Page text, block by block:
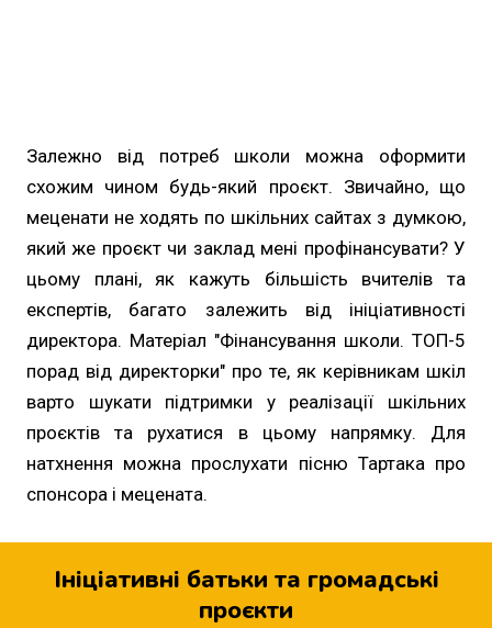
Залежно від потреб школи можна оформити
схожим чином будь-який проєкт. Звичайно, що
меценати не ходять по шкільних сайтах з думкою,
який же проєкт чи заклад мені профінансувати? У
цьому плані, як кажуть більшість вчителів та
експертів, багато залежить від ініціативності
директора. Матеріал "Фінансування школи. ТОП-5
порад від директорки" про те, як керівникам шкіл
варто шукати підтримки у реалізації шкільних
проєктів та рухатися в цьому напрямку. Для
натхнення можна прослухати пісню Тартака про
спонсора і мецената.
Ініціативні батьки та громадські
проєкти